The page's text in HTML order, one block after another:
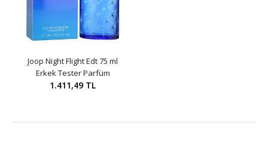
Joop Night Flight Edt 75 ml
Erkek Tester Parfüm
1.411,49 TL